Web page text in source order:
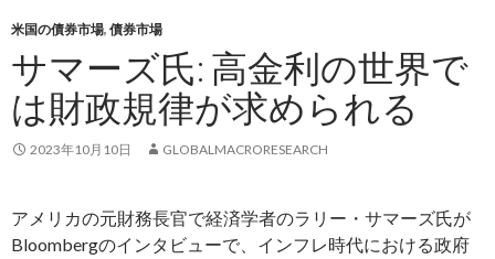
米国の債券市場, 債券市場
サマーズ氏: 高金利の世界で
は財政規律が求められる
2023年10月10日 GLOBALMACRORESEARCH
アメリカの元財務長官で経済学者のラリー・サマーズ氏が
Bloombergのインタビューで、インフレ時代における政府